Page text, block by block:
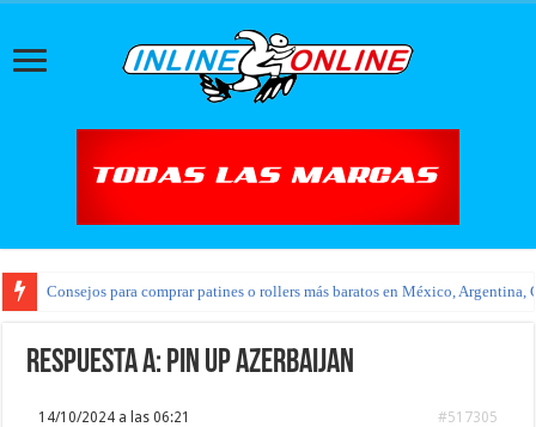
Consejos para comprar patines o rollers más baratos en México, Argentina,
Respuesta a: pin up azerbaijan
14/10/2024 a las 06:21 #517305